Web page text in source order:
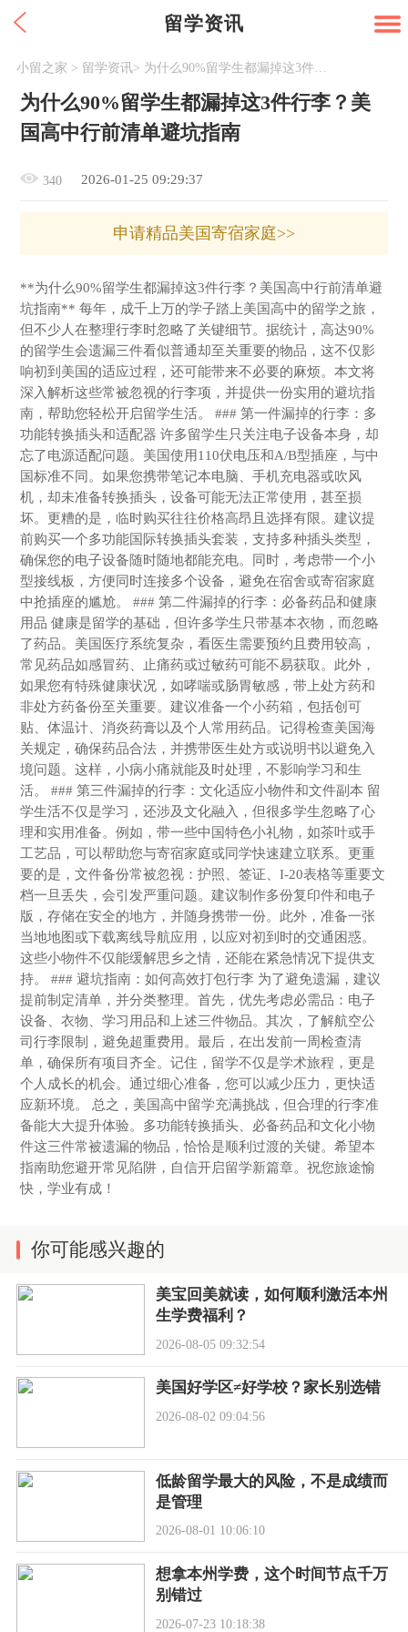
留学资讯
小留之家 > 留学资讯>
为什么90%留学生都漏掉这3件行李？美
国高中行前清单避坑指南
340 2026-01-25 09:29:37
申请精品美国寄宿家庭>>
**为什么90%留学生都漏掉这3件行李？美国高中行前清单避
坑指南** 每年，成千上万的学子踏上美国高中的留学之旅，
但不少人在整理行李时忽略了关键细节。据统计，高达90%
的留学生会遗漏三件看似普通却至关重要的物品，这不仅影
响初到美国的适应过程，还可能带来不必要的麻烦。本文将
深入解析这些常被忽视的行李项，并提供一份实用的避坑指
南，帮助您轻松开启留学生活。 ### 第一件漏掉的行李：多
功能转换插头和适配器 许多留学生只关注电子设备本身，却
忘了电源适配问题。美国使用110伏电压和A/B型插座，与中
国标准不同。如果您携带笔记本电脑、手机充电器或吹风
机，却未准备转换插头，设备可能无法正常使用，甚至损
坏。更糟的是，临时购买往往价格高昂且选择有限。建议提
前购买一个多功能国际转换插头套装，支持多种插头类型，
确保您的电子设备随时随地都能充电。同时，考虑带一个小
型接线板，方便同时连接多个设备，避免在宿舍或寄宿家庭
中抢插座的尴尬。 ### 第二件漏掉的行李：必备药品和健康
用品 健康是留学的基础，但许多学生只带基本衣物，而忽略
了药品。美国医疗系统复杂，看医生需要预约且费用较高，
常见药品如感冒药、止痛药或过敏药可能不易获取。此外，
如果您有特殊健康状况，如哮喘或肠胃敏感，带上处方药和
非处方药备份至关重要。建议准备一个小药箱，包括创可
贴、体温计、消炎药膏以及个人常用药品。记得检查美国海
关规定，确保药品合法，并携带医生处方或说明书以避免入
境问题。这样，小病小痛就能及时处理，不影响学习和生
活。 ### 第三件漏掉的行李：文化适应小物件和文件副本 留
学生活不仅是学习，还涉及文化融入，但很多学生忽略了心
理和实用准备。例如，带一些中国特色小礼物，如茶叶或手
工艺品，可以帮助您与寄宿家庭或同学快速建立联系。更重
要的是，文件备份常被忽视：护照、签证、I-20表格等重要文
档一旦丢失，会引发严重问题。建议制作多份复印件和电子
版，存储在安全的地方，并随身携带一份。此外，准备一张
当地地图或下载离线导航应用，以应对初到时的交通困惑。
这些小物件不仅能缓解思乡之情，还能在紧急情况下提供支
持。 ### 避坑指南：如何高效打包行李 为了避免遗漏，建议
提前制定清单，并分类整理。首先，优先考虑必需品：电子
设备、衣物、学习用品和上述三件物品。其次，了解航空公
司行李限制，避免超重费用。最后，在出发前一周检查清
单，确保所有项目齐全。记住，留学不仅是学术旅程，更是
个人成长的机会。通过细心准备，您可以减少压力，更快适
应新环境。 总之，美国高中留学充满挑战，但合理的行李准
备能大大提升体验。多功能转换插头、必备药品和文化小物
件这三件常被遗漏的物品，恰恰是顺利过渡的关键。希望本
指南助您避开常见陷阱，自信开启留学新篇章。祝您旅途愉
快，学业有成！
你可能感兴趣的
美宝回美就读，如何顺利激活本州
生学费福利？
2026-08-05 09:32:54
美国好学区≠好学校？家长别选错
2026-08-02 09:04:56
低龄留学最大的风险，不是成绩而
是管理
2026-08-01 10:06:10
想拿本州学费，这个时间节点千万
别错过
2026-07-23 10:18:38